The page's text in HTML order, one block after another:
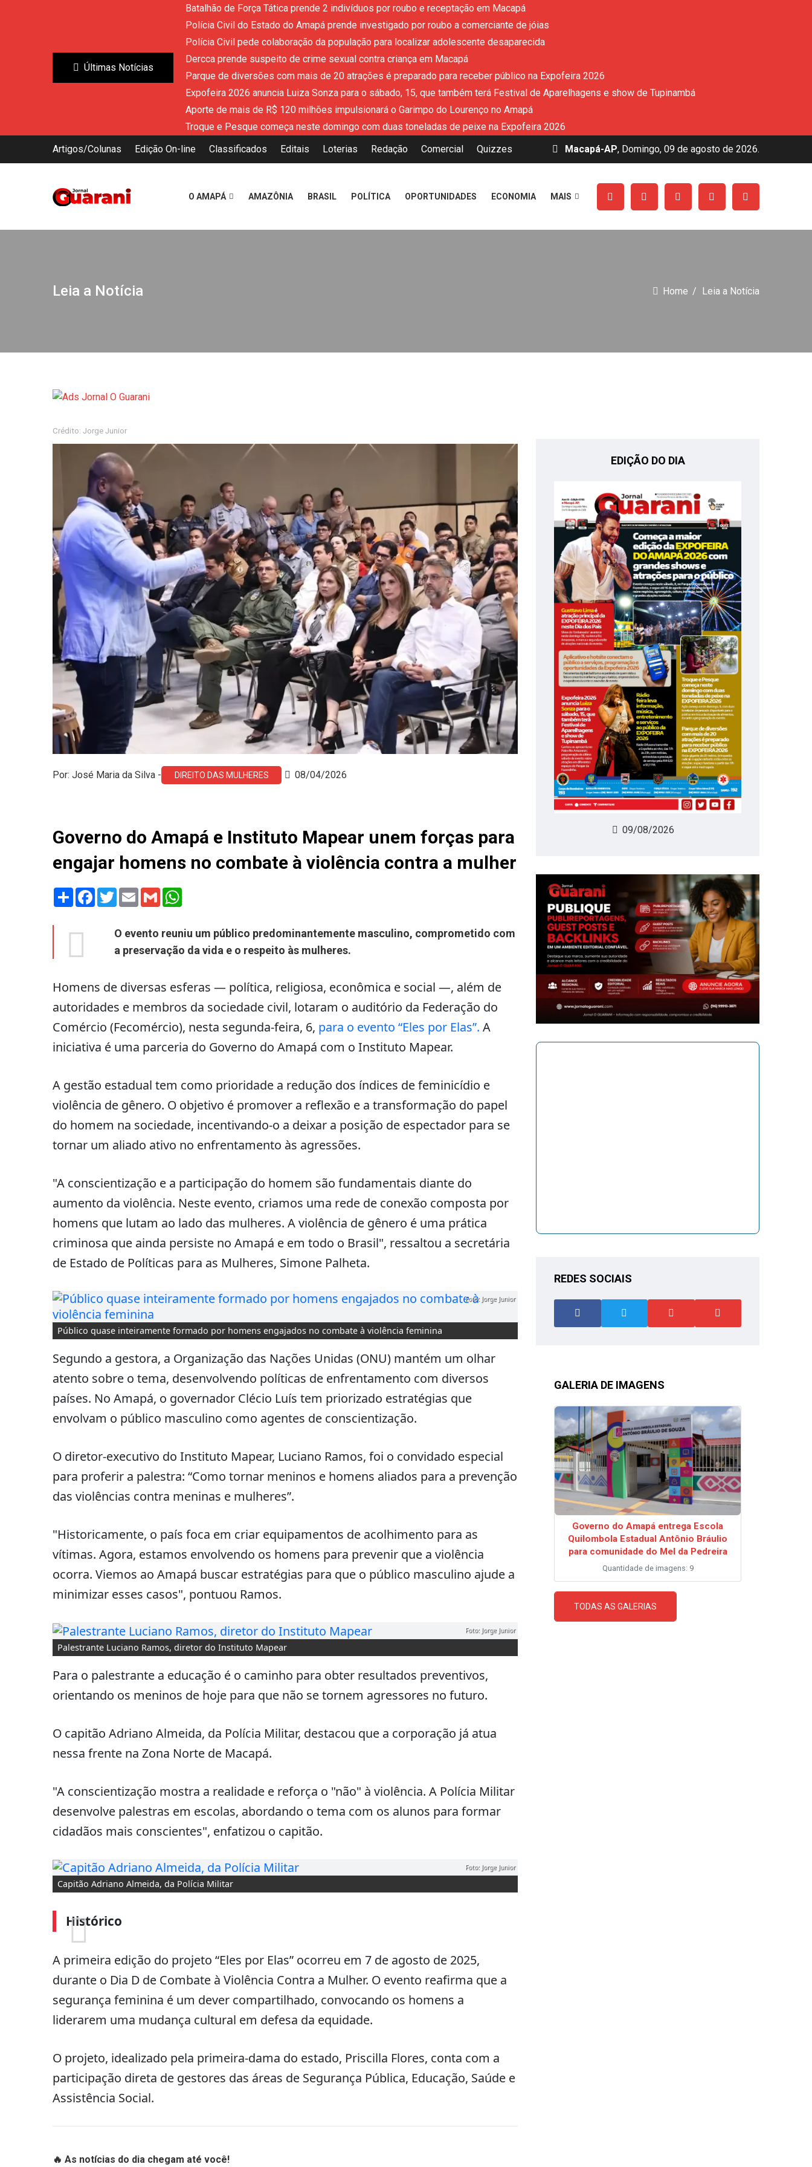
Últimas Notícias
Batalhão de Força Tática prende 2 indivíduos por roubo e receptação em Macapá
Polícia Civil do Estado do Amapá prende investigado por roubo a comerciante de jóias
Polícia Civil pede colaboração da população para localizar adolescente desaparecida
Dercca prende suspeito de crime sexual contra criança em Macapá
Parque de diversões com mais de 20 atrações é preparado para receber público na Expofeira 2026
Expofeira 2026 anuncia Luiza Sonza para o sábado, 15, que também terá Festival de Aparelhagens e show de Tupinambá
Aporte de mais de R$ 120 milhões impulsionará o Garimpo do Lourenço no Amapá
Troque e Pesque começa neste domingo com duas toneladas de peixe na Expofeira 2026
Artigos/Colunas
Edição On-line Classificados Editais Loterias Redação Comercial Quizzes Macapá-AP, Domingo, 09 de agosto de 2026.
O AMAPÁ AMAZÔNIA BRASIL POLÍTICA OPORTUNIDADES ECONOMIA MAIS
Leia a Notícia Home Leia a Notícia
Crédito: Jorge Junior
Por: José Maria da Silva - DIREITO DAS MULHERES 08/04/2026
Governo do Amapá e Instituto Mapear unem forças para
engajar homens no combate à violência contra a mulher
Share Facebook
TwitterEmail Gmail
O evento reuniu um público predominantemente masculino, comprometido com
a preservação da vida e o respeito às mulheres.
Homens de diversas esferas — política, religiosa, econômica e social —, além de
autoridades e membros da sociedade civil, lotaram o auditório da Federação do
Comércio (Fecomércio), nesta segunda-feira, 6, para o evento “Eles por Elas”. A
iniciativa é uma parceria do Governo do Amapá com o Instituto Mapear.
A gestão estadual tem como prioridade a redução dos índices de feminicídio e
violência de gênero. O objetivo é promover a reflexão e a transformação do papel
do homem na sociedade, incentivando-o a deixar a posição de espectador para se
tornar um aliado ativo no enfrentamento às agressões.
"A conscientização e a participação do homem são fundamentais diante do
aumento da violência. Neste evento, criamos uma rede de conexão composta por
homens que lutam ao lado das mulheres. A violência de gênero é uma prática
criminosa que ainda persiste no Amapá e em todo o Brasil", ressaltou a secretária
de Estado de Políticas para as Mulheres, Simone Palheta.
Público quase inteiramente formado por homens engajados no combate à violência feminina
Foto: Jorge Junior
Segundo a gestora, a Organização das Nações Unidas (ONU) mantém um olhar
atento sobre o tema, desenvolvendo políticas de enfrentamento com diversos
países. No Amapá, o governador Clécio Luís tem priorizado estratégias que
envolvam o público masculino como agentes de conscientização.
O diretor-executivo do Instituto Mapear, Luciano Ramos, foi o convidado especial
para proferir a palestra: “Como tornar meninos e homens aliados para a prevenção
das violências contra meninas e mulheres”.
"Historicamente, o país foca em criar equipamentos de acolhimento para as
vítimas. Agora, estamos envolvendo os homens para prevenir que a violência
ocorra. Viemos ao Amapá buscar estratégias para que o público masculino ajude a
minimizar esses casos", pontuou Ramos.
Palestrante Luciano Ramos, diretor do Instituto Mapear
Foto: Jorge Junior
Para o palestrante a educação é o caminho para obter resultados preventivos,
orientando os meninos de hoje para que não se tornem agressores no futuro.
O capitão Adriano Almeida, da Polícia Militar, destacou que a corporação já atua
nessa frente na Zona Norte de Macapá.
"A conscientização mostra a realidade e reforça o "não" à violência. A Polícia Militar
desenvolve palestras em escolas, abordando o tema com os alunos para formar
cidadãos mais conscientes", enfatizou o capitão.
Capitão Adriano Almeida, da Polícia Militar
Foto: Jorge Junior
Histórico
A primeira edição do projeto “Eles por Elas” ocorreu em 7 de agosto de 2025,
durante o Dia D de Combate à Violência Contra a Mulher. O evento reafirma que a
segurança feminina é um dever compartilhado, convocando os homens a
liderarem uma mudança cultural em defesa da equidade.
O projeto, idealizado pela primeira-dama do estado, Priscilla Flores, conta com a
participação direta de gestores das áreas de Segurança Pública, Educação, Saúde e
Assistência Social.
🔥 As notícias do dia chegam até você!
EDIÇÃO DO DIA
09/08/2026
REDES SOCIAIS
GALERIA DE IMAGENS
Governo do Amapá entrega Escola
Quilombola Estadual Antônio Bráulio
para comunidade do Mel da Pedreira
Quantidade de imagens: 9
TODAS AS GALERIAS